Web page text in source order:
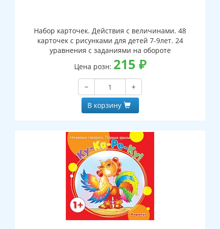
Набор карточек. Действия с величинами. 48
карточек с рисунками для детей 7-9лет. 24
уравнения с заданиями на обороте
Цена розн: 215 ₽
−
+
В корзину